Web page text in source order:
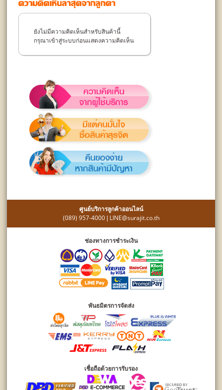
ยังไม่มีความคิดเห็นสำหรับสินค้านี้
กรุณาเข้าสู่ระบบก่อนแสดงความคิดเห็น
ศูนย์บริการลูกค้าออนไลน์
(089) 957-4000| LINE@surajit.co.th
ช่องทางการชำระเงิน
พันธมิตรการจัดส่ง
เชื่อถือด้วยการรับรอง